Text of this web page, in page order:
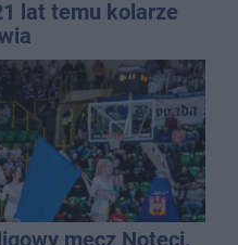
lat temu kolarze
mecz Noteci.